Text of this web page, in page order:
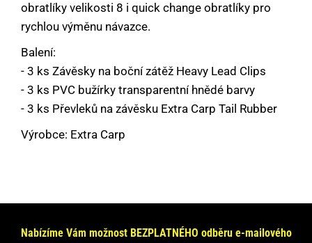
obratlíky velikosti 8 i quick change obratlíky pro
rychlou výměnu návazce.
Balení:
- 3 ks Závěsky na boční zátěž Heavy Lead Clips
- 3 ks PVC bužírky transparentní hnědé barvy
- 3 ks Převleků na závěsku Extra Carp Tail Rubber
Výrobce: Extra Carp
Odpovíme Vám do 24 hodin.
Nabízíme Vám možnost BEZPLATNÉHO odběru e-mailového